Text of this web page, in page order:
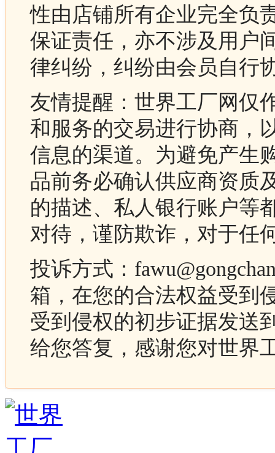
性由店铺所有企业完全负
保证责任，亦不涉及用户
律纠纷，纠纷由会员自行
友情提醒：世界工厂网仅
和服务的交易进行协商，
信息的渠道。为避免产生
品前务必确认供应商资质
的描述、私人银行账户等
对待，谨防欺诈，对于任
投诉方式：
箱，在您的合法权益受到
受到侵权的初步证据发送
给您答复，感谢您对世界